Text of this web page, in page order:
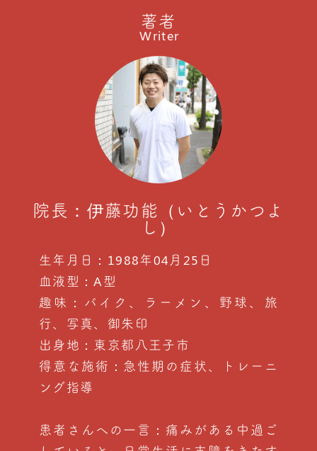
著者
Writer
院長：伊藤功能（いとうかつよ
し）
生年月日：1988年04月25日
血液型：A型
趣味：バイク、ラーメン、野球、旅
行、写真、御朱印
出身地：東京都八王子市
得意な施術：急性期の症状、トレーニ
ング指導
患者さんへの一言：痛みがある中過ご